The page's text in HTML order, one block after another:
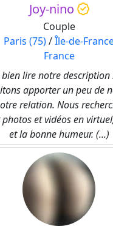
Joy-nino
Couple
Paris (75)/Île-de-
France
lire notre description
apporter un peu de
relation. Nous
et vidéos en
et la bonne humeur. (...)